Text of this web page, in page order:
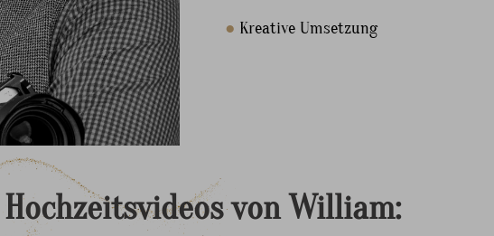
● Kreative Umsetzung
Hochzeitsvideos von William: